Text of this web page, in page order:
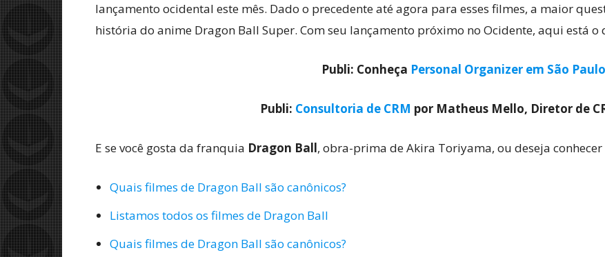
lançamento ocidental este mês. Dado o precedente até agora para esses filmes, a maior
história do anime Dragon Ball Super. Com seu lançamento próximo no Ocidente, aqui está o
Publi: Conheça Personal Organizer em São Paulo
Publi: Consultoria de CRM por Matheus Mello, Diretor de
E se você gosta da franquia Dragon Ball, obra-prima de Akira Toriyama, ou deseja
Quais filmes de Dragon Ball são canônicos?
Listamos todos os filmes de Dragon Ball
Quais filmes de Dragon Ball são canônicos?